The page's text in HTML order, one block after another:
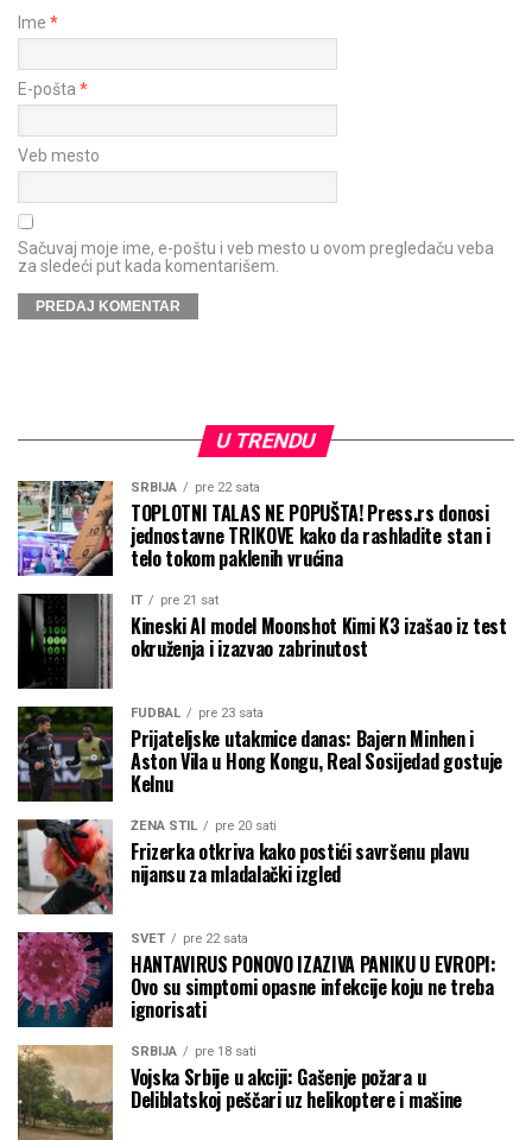
Ime *
E-pošta *
Veb mesto
Sačuvaj moje ime, e-poštu i veb mesto u ovom pregledaču veba
za sledeći put kada komentarišem.
U TRENDU
SRBIJA pre 22 sata
TOPLOTNI TALAS NE POPUŠTA! Press.rs donosi
jednostavne TRIKOVE kako da rashladite stan i
telo tokom paklenih vrućina
IT pre 21 sat
Kineski AI model Moonshot Kimi K3 izašao iz test
okruženja i izazvao zabrinutost
FUDBAL pre 23 sata
Prijateljske utakmice danas: Bajern Minhen i
Aston Vila u Hong Kongu, Real Sosijedad gostuje
Kelnu
ŽENA STIL pre 20 sati
Frizerka otkriva kako postići savršenu plavu
nijansu za mladalački izgled
SVET pre 22 sata
HANTAVIRUS PONOVO IZAZIVA PANIKU U EVROPI:
Ovo su simptomi opasne infekcije koju ne treba
ignorisati
SRBIJA pre 18 sati
Vojska Srbije u akciji: Gašenje požara u
Deliblatskoj peščari uz helikoptere i mašine